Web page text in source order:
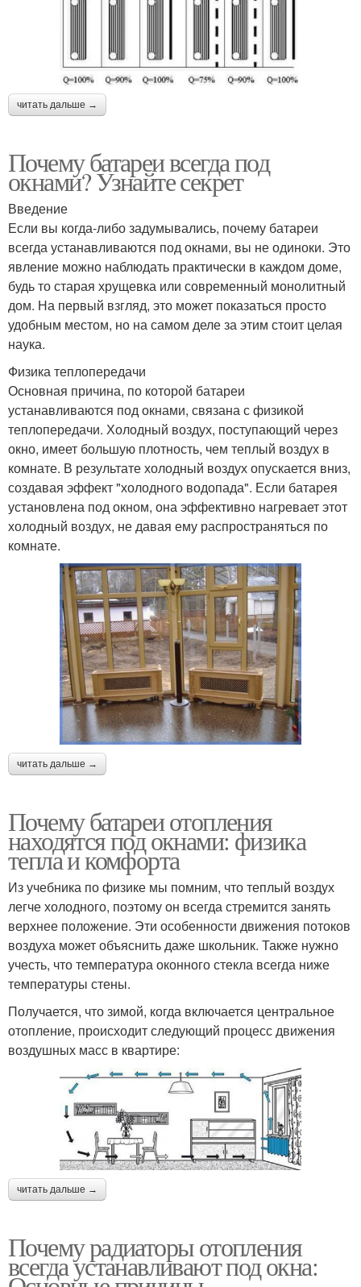
читать дальше →
Почему батареи всегда под
окнами? Узнайте секрет
Введение
Если вы когда-либо задумывались, почему батареи
всегда устанавливаются под окнами, вы не одиноки. Это
явление можно наблюдать практически в каждом доме,
будь то старая хрущевка или современный монолитный
дом. На первый взгляд, это может показаться просто
удобным местом, но на самом деле за этим стоит целая
наука.
Физика теплопередачи
Основная причина, по которой батареи
устанавливаются под окнами, связана с физикой
теплопередачи. Холодный воздух, поступающий через
окно, имеет большую плотность, чем теплый воздух в
комнате. В результате холодный воздух опускается вниз,
создавая эффект "холодного водопада". Если батарея
установлена под окном, она эффективно нагревает этот
холодный воздух, не давая ему распространяться по
комнате.
читать дальше →
Почему батареи отопления
находятся под окнами: физика
тепла и комфорта
Из учебника по физике мы помним, что теплый воздух
легче холодного, поэтому он всегда стремится занять
верхнее положение. Эти особенности движения потоков
воздуха может объяснить даже школьник. Также нужно
учесть, что температура оконного стекла всегда ниже
температуры стены.
Получается, что зимой, когда включается центральное
отопление, происходит следующий процесс движения
воздушных масс в квартире:
читать дальше →
Почему радиаторы отопления
всегда устанавливают под окна: